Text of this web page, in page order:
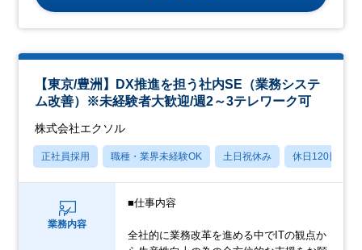
【東京/豊洲】DX推進を担う社内SE（業務システ
ム改善）※未経験者大歓迎/週2～3テレワーク可
株式会社エクソル
正社員採用 職種・業界未経験OK 土日祝休み 休日120日以上
業務内容
■仕事内容
全社的に業務改革を進める中でITの観点か